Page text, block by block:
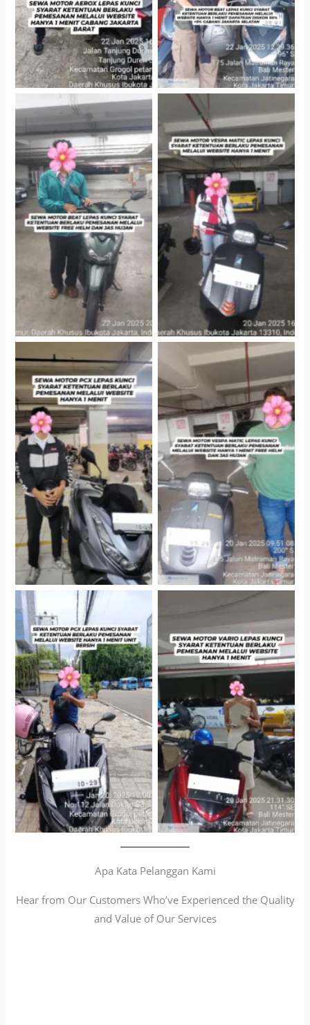
Cityplaza Jatinegara
Gedung Parkir P6A
Cityplaza Jatinegara
Gedung Parkir P6A
Hotel Kartika Chandra,
Jakarta Selatan
Cityplaza Jatinegara
Gedung Parkir P6A
Antar Jemput Kendaraan
Cityplaza Jatinegara
Gedung Parkir P6A
Apa Kata Pelanggan Kami
Hear from Our Customers Who’ve Experienced the Quality
and Value of Our Services